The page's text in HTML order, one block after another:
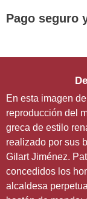
Pago seguro
En esta imagen
reproducción del
greca de estilo
realizado por sus
Gilart Jiménez.
concedidos los
alcaldesa